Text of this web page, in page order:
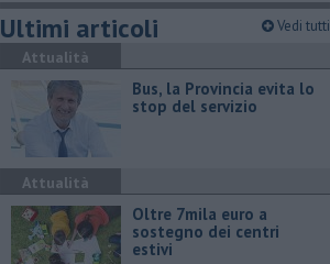
Ultimi articoli Vedi tutti
Attualità
Bus, la Provincia evita lo
stop del servizio
Attualità
Oltre 7mila euro a
sostegno dei centri
estivi